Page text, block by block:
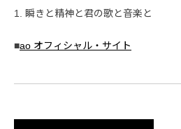
1. 瞬きと精神と君の歌と音楽と
■ao オフィシャル・サイト